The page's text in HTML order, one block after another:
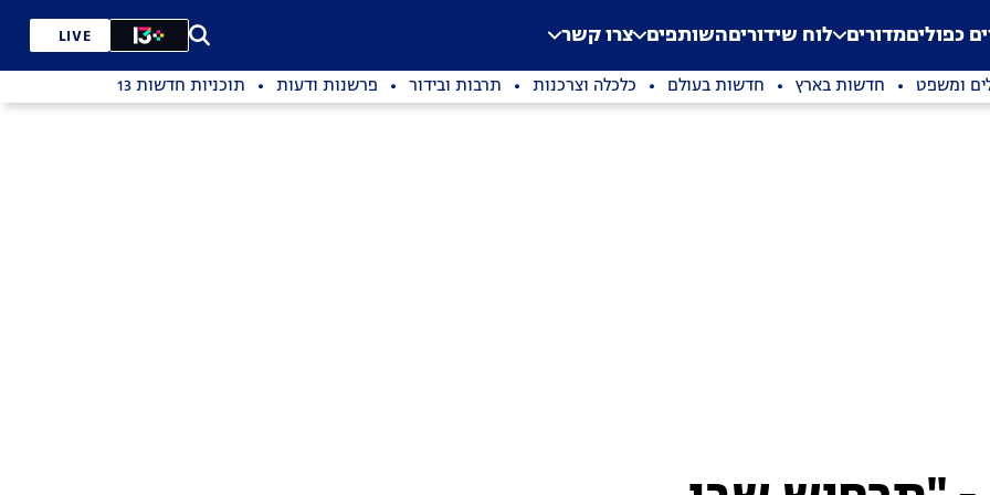
Application error: a
. כפוליםמדורים לוח שידוריםהשותפים צרו קשר LIVE
ומשפט חדשות בארץ חדשות בעולם כלכלה וצרכנות תרבות ובידור פרשנות ודעות תוכניות חדשות 13